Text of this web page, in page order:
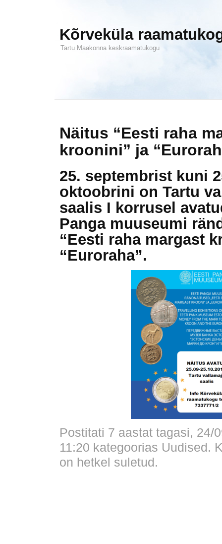
Kõrveküla
Tartu Maakonna keskraamatukogu
Näitus “Eesti raha
kroonini” ja
25. septembrist kuni
oktoobrini on Tartu
saalis I korrusel
Panga muuseumi
“Eesti raha margast
“Euroraha”.
Postitati 7 aastat tagasi, 24/
11:20 kategoorias Uudised .
on hetkel suletud.